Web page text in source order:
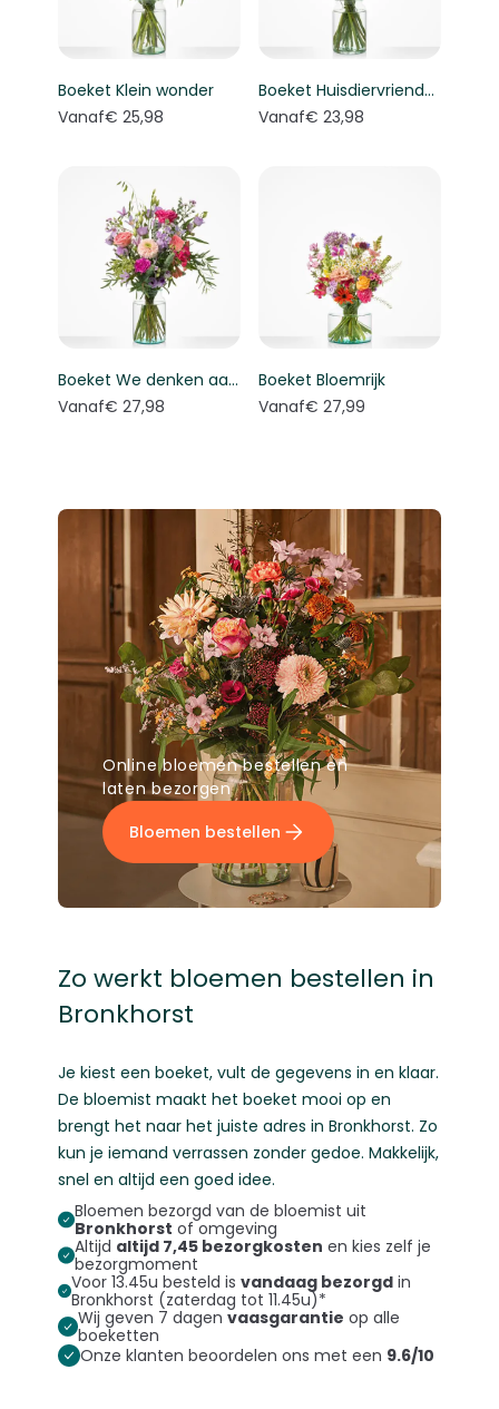
Boeket Klein wonder
Vanaf€ 25,98
Boeket Huisdiervriendelijk boeket
Vanaf€ 23,98
Boeket We denken aan je
Vanaf€ 27,98
Boeket Bloemrijk
Vanaf€ 27,99
Online bloemen bestellen en
laten bezorgen
Bloemen bestellen
Zo werkt bloemen bestellen in
Bronkhorst
Je kiest een boeket, vult de gegevens in en klaar.
De bloemist maakt het boeket mooi op en
brengt het naar het juiste adres in Bronkhorst. Zo
kun je iemand verrassen zonder gedoe. Makkelijk,
snel en altijd een goed idee.
Bloemen bezorgd van de bloemist uit
Bronkhorst of omgeving
Altijd altijd 7,45 bezorgkosten en kies zelf je
bezorgmoment
Voor 13.45u besteld isvandaag bezorgd in
Bronkhorst (zaterdag tot 11.45u)*
Wij geven 7 dagen vaasgarantie op alle
boeketten
Onze klanten beoordelen ons met een 9.6/10